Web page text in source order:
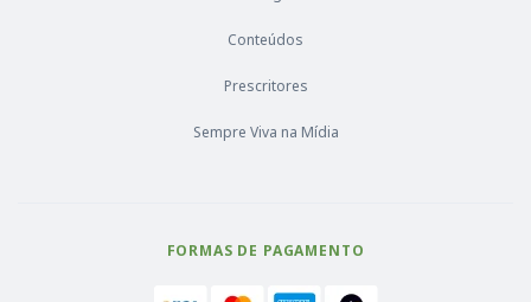
Conteúdos
Prescritores
Sempre Viva na Mídia
FORMAS DE PAGAMENTO